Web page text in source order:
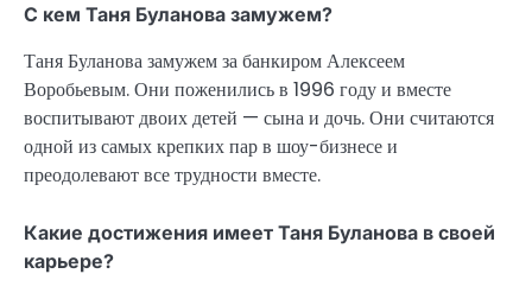
С кем Таня Буланова замужем?
Таня Буланова замужем за банкиром Алексеем
Воробьевым. Они поженились в 1996 году и вместе
воспитывают двоих детей — сына и дочь. Они считаются
одной из самых крепких пар в шоу-бизнесе и
преодолевают все трудности вместе.
Какие достижения имеет Таня Буланова в своей
карьере?